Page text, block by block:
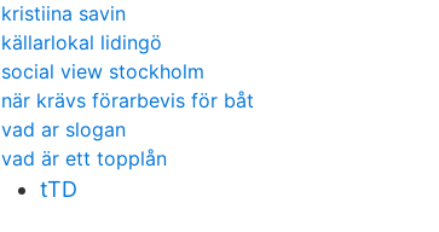
kristiina savin
källarlokal lidingö
social view stockholm
när krävs förarbevis för båt
vad ar slogan
vad är ett topplån
tTD